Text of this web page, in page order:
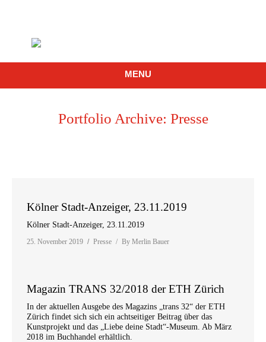
MENU
Portfolio Archive: Presse
Kölner Stadt-Anzeiger, 23.11.2019
Kölner Stadt-Anzeiger, 23.11.2019
25. November 2019 Presse By Merlin Bauer
Magazin TRANS 32/2018 der ETH Zürich
In der aktuellen Ausgebe des Magazins „trans 32“ der ETH
Zürich findet sich sich ein achtseitiger Beitrag über das
Kunstprojekt und das „Liebe deine Stadt“-Museum. Ab März
2018 im Buchhandel erhältlich.